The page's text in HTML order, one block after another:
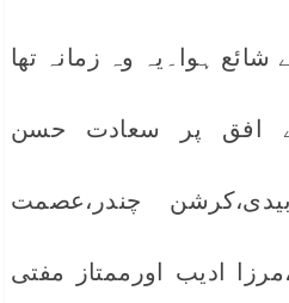
شائع ہوا۔یہ وہ زمانہ تھا
افق پر سعادت حسن
چندر،عصمت
ادیب اورممتاز مفتی